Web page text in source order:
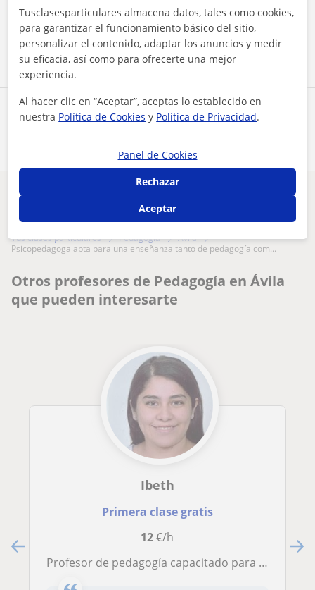
Comparte a este profesor
Contactar ahora
¿Hay algún error en este perfil?
Tus clases particulares Pedagogía
Ávila
psicopedagoga apta para una enseñanza tanto de pedagogía com...
Otros profesores de Pedagogía en Ávila
que pueden interesarte
Ibeth
Primera clase gratis
12€/h
Profesor de pedagogía capacitado para todas las edades
Tusclasesparticulares almacena datos, tales como cookies,
para garantizar el funcionamiento básico del sitio,
personalizar el contenido, adaptar los anuncios y medir
su eficacia, así como para ofrecerte una mejor
experiencia.
Al hacer clic en “Aceptar”, aceptas lo establecido en
nuestra Política de Cookies y Política de Privacidad.
Panel de Cookies
Rechazar
Aceptar